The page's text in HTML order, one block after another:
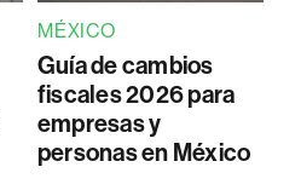
MÉXICO
Guía de cambios
fiscales 2026 para
empresas y
personas en México